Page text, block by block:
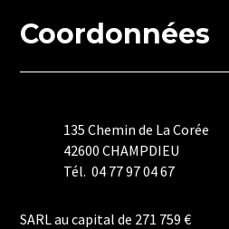
Coordonnées
135 Chemin de La Corée
42600 CHAMPDIEU
Tél. 04 77 97 04 67
SARL au capital de 271 759 €
Politique de Confidentialité